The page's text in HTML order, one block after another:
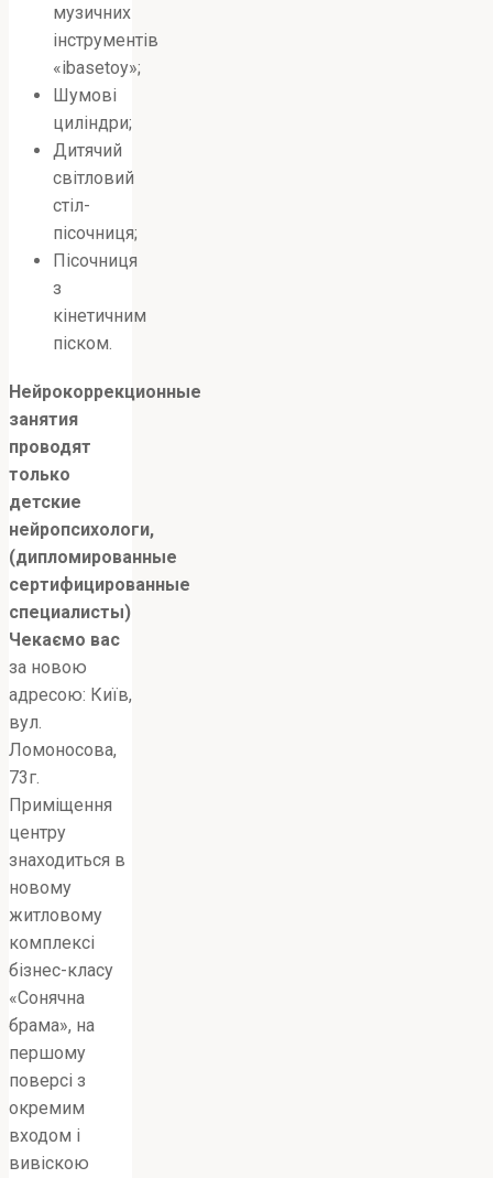
музичних
інструментів
«ibasetoy»;
Шумові
циліндри;
Дитячий
світловий
стіл-
пісочниця;
Пісочниця
з
кінетичним
піском.
Нейрокоррекционные
занятия
проводят
только
детские
нейропсихологи,
(дипломированные
сертифицированные
специалисты)
Чекаємо вас
за новою
адресою: Київ,
вул.
Ломоносова,
73г.
Приміщення
центру
знаходиться в
новому
житловому
комплексі
бізнес-класу
«Сонячна
брама», на
першому
поверсі з
окремим
входом і
вивіскою